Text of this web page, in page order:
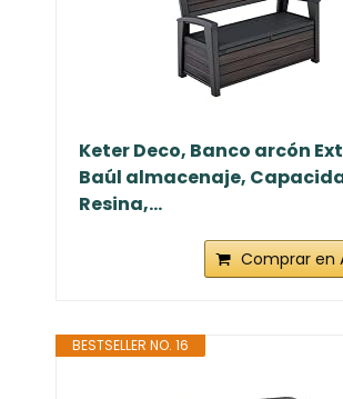
Keter Deco, Banco arcón
Baúl almacenaje,
Resina,...
Comprar en
BESTSELLER NO. 16